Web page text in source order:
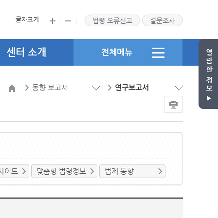
글자크기 법령 오류신고 설문조사
센터 소개 전체메뉴
동향 보고서 연구보고서
이트 맞춤형 법령정보 법제 동향